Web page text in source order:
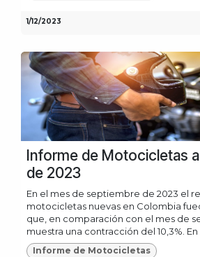
1/12/2023
Informe de Motocicletas
de 2023
En el mes de septiembre de 2023 el
motocicletas nuevas en Colombia
que, en comparación con el mes de
muestra una contracción del 10,3%.
Informe de Motocicletas